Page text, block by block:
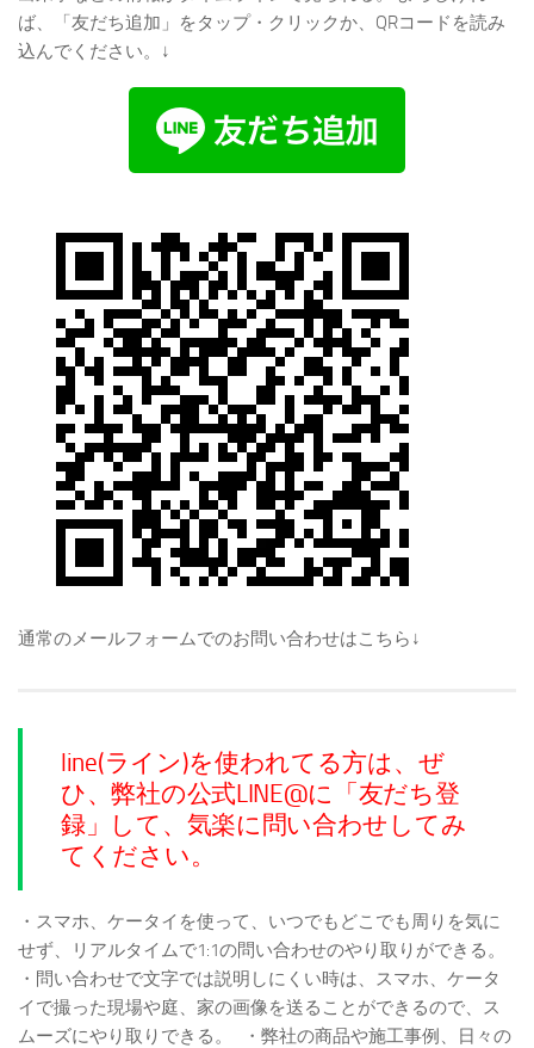
ば、「友だち追加」をタップ・クリックか、QRコードを読み
込んでください。↓
通常のメールフォームでのお問い合わせはこちら↓
line(ライン)を使われてる方は、ぜ
ひ、弊社の公式LINE@に「友だち登
録」して、気楽に問い合わせしてみ
てください。
・スマホ、ケータイを使って、いつでもどこでも周りを気に
せず、リアルタイムで1:1の問い合わせのやり取りができる。
・問い合わせで文字では説明しにくい時は、スマホ、ケータ
イで撮った現場や庭、家の画像を送ることができるので、ス
ムーズにやり取りできる。
・弊社の商品や施工事例、日々の